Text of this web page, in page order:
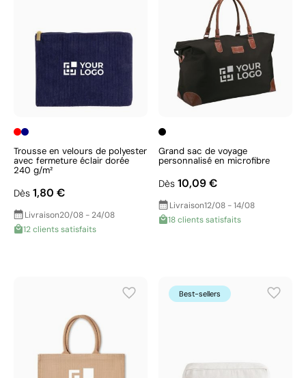
Trousse en velours de polyester
avec fermeture éclair dorée
240 g/m²
Dès 1,80 €
Livraison20/08 - 24/08
12 clients satisfaits
Grand sac de voyage
personnalisé en microfibre
Dès 10,09 €
Livraison12/08 - 14/08
18 clients satisfaits
Best-sellers